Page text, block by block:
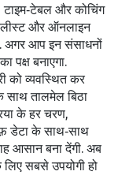
टाइम‑टेबल और कोचिंग
और ऑनलाइन
अगर आप इन संसाधनों
पक्ष बनाएगा.
को व्यवस्थित कर
तालमेल बिठा
के हर चरण,
डेटा के साथ‑साथ
आसान बना देंगी. अब
सबसे उपयोगी हो